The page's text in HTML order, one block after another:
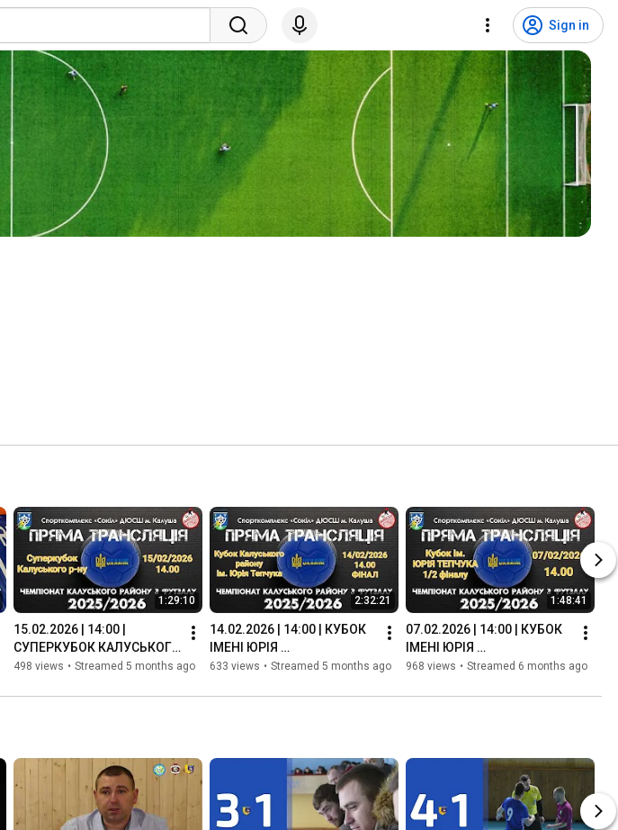
Sign in
1:29:10
15.02.2026 | 14:00 |
СУПЕРКУБОК КАЛУСЬКОГО
РАЙОНУ-2025/2026
498 views • Streamed 5 months ago
2:32:21
14.02.2026 | 14:00 | КУБОК
ІМЕНІ ЮРІЯ
ТЕПЧУКА-2025/2026 |
633 views • Streamed 5 months ago
1:48:41
07.02.2026 | 14:00 | КУБОК
ІМЕНІ ЮРІЯ
ТЕПЧУКА-2025/2026
968 views • Streamed 6 months ago